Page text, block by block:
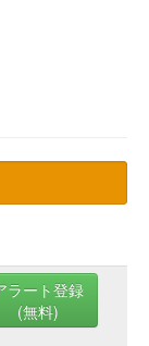
ラート登録
(無料)